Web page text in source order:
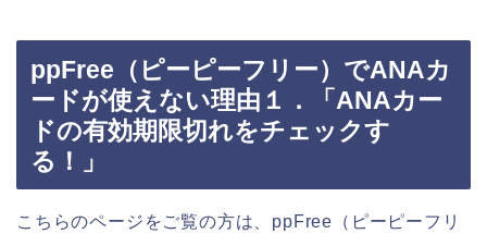
ppFree（ピーピーフリー）でANAカ
ードが使えない理由１．「ANAカー
ドの有効期限切れをチェックす
る！」
こちらのページをご覧の方は、ppFree（ピーピーフリ